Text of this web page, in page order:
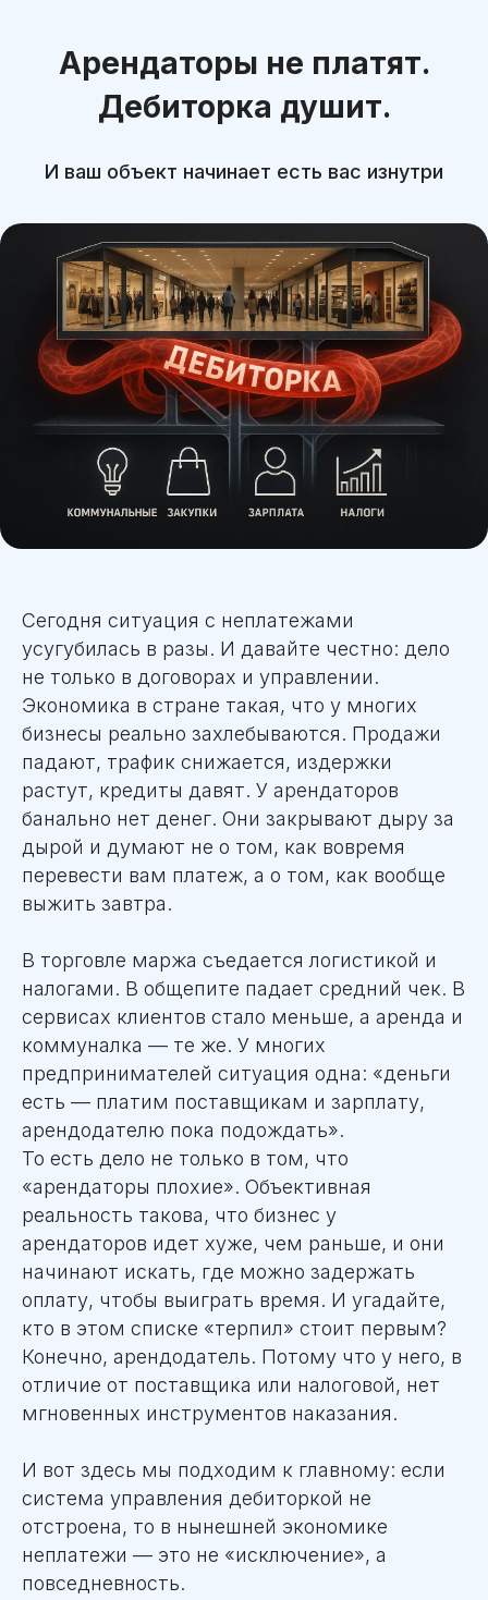
Арендаторы не платят.
Дебиторка душит.
И ваш объект начинает есть вас изнутри
Сегодня ситуация с неплатежами
усугубилась в разы. И давайте честно: дело
не только в договорах и управлении.
Экономика в стране такая, что у многих
бизнесы реально захлебываются. Продажи
падают, трафик снижается, издержки
растут, кредиты давят. У арендаторов
банально нет денег. Они закрывают дыру за
дырой и думают не о том, как вовремя
перевести вам платеж, а о том, как вообще
выжить завтра.
В торговле маржа съедается логистикой и
налогами. В общепите падает средний чек. В
сервисах клиентов стало меньше, а аренда и
коммуналка — те же. У многих
предпринимателей ситуация одна: «деньги
есть — платим поставщикам и зарплату,
арендодателю пока подождать».
То есть дело не только в том, что
«арендаторы плохие». Объективная
реальность такова, что бизнес у
арендаторов идет хуже, чем раньше, и они
начинают искать, где можно задержать
оплату, чтобы выиграть время. И угадайте,
кто в этом списке «терпил» стоит первым?
Конечно, арендодатель. Потому что у него, в
отличие от поставщика или налоговой, нет
мгновенных инструментов наказания.
И вот здесь мы подходим к главному: если
система управления дебиторкой не
отстроена, то в нынешней экономике
неплатежи — это не «исключение», а
повседневность.